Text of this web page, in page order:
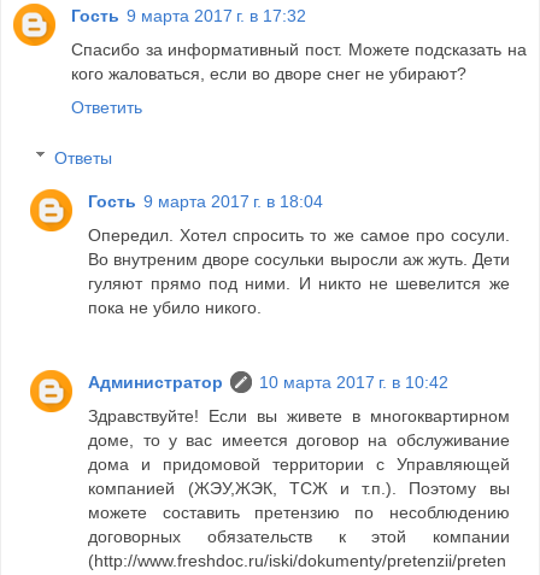
Гость 9 марта 2017 г. в 17:32
Спасибо за информативный пост. Можете подсказать на
кого жаловаться, если во дворе снег не убирают?
Ответить
Ответы
Гость 9 марта 2017 г. в 18:04
Опередил. Хотел спросить то же самое про сосули.
Во внутреним дворе сосульки выросли аж жуть. Дети
гуляют прямо под ними. И никто не шевелится же
пока не убило никого.
Администратор
10 марта 2017 г. в 10:42
Здравствуйте! Если вы живете в многоквартирном
доме, то у вас имеется договор на обслуживание
дома и придомовой территории с Управляющей
компанией (ЖЭУ,ЖЭК, ТСЖ и т.п.). Поэтому вы
можете составить претензию по несоблюдению
договорных обязательств к этой компании
(http://www.freshdoc.ru/iski/dokumenty/pretenzii/preten